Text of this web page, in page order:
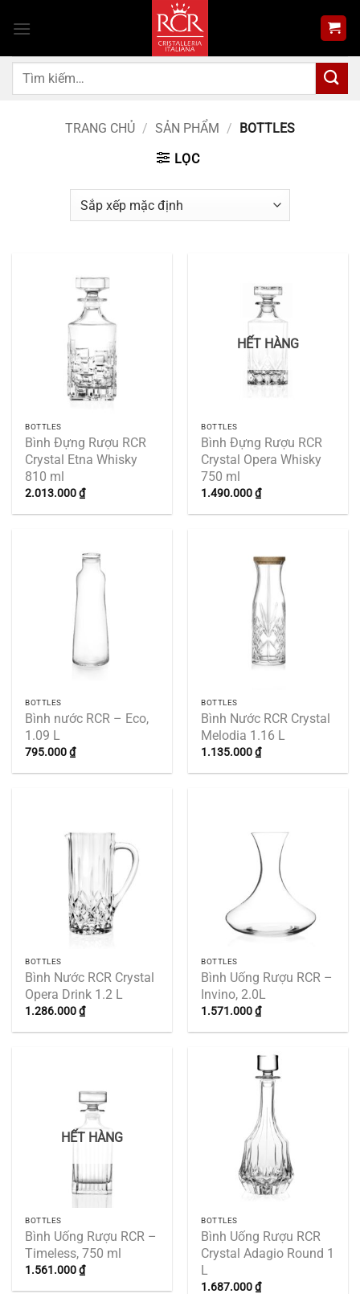
qua
dung
Tìm
TRANG CHỦ / SẢN PHẨM / BOTTLES
LỌC
BOTTLES
Bình Đựng Rượu RCR
Crystal Etna Whisky
810 ml
2.013.000₫
HẾT HÀNG
BOTTLES
Bình Đựng Rượu RCR
Crystal Opera Whisky
750 ml
1.490.000₫
BOTTLES
Bình nước RCR – Eco,
1.09 L
795.000₫
BOTTLES
Bình Nước RCR Crystal
Melodia 1.16 L
1.135.000₫
BOTTLES
Bình Nước RCR Crystal
Opera Drink 1.2 L
1.286.000₫
BOTTLES
Bình Uống Rượu RCR –
Invino, 2.0L
1.571.000₫
HẾT HÀNG
BOTTLES
Bình Uống Rượu RCR –
Timeless, 750 ml
1.561.000₫
BOTTLES
Bình Uống Rượu RCR
Crystal Adagio Round 1
L
1.687.000₫